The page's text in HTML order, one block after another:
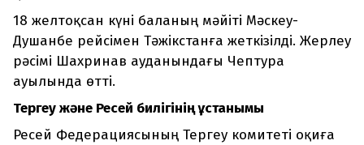
18 желтоқсан күні баланың мәйіті Мәскеу-
Душанбе рейсімен Тәжікстанға жеткізілді. Жерлеу
рәсімі Шахринав ауданындағы Чептура
ауылында өтті.
Тергеу және Ресей билігінің ұстанымы
Ресей Федерациясының Тергеу комитеті оқиға